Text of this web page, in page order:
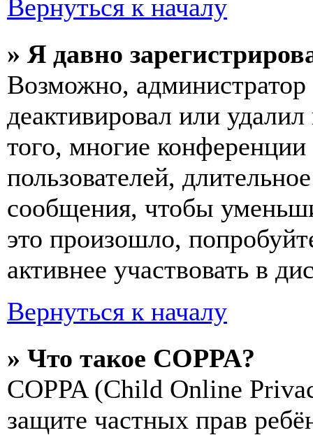
Вернуться к началу
» Я давно
Возможно,
деактивировал или
того, многие
пользователей,
сообщения, чтобы
это произошло,
активнее участвовать в
Вернуться к началу
» Что такое COPPA?
COPPA (Child Online
защите частных прав